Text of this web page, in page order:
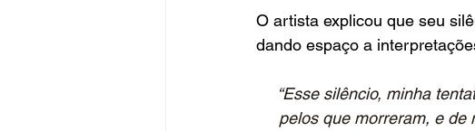
O artista explicou que seu
dando espaço a
“Esse silêncio, minha
pelos que morreram, e de